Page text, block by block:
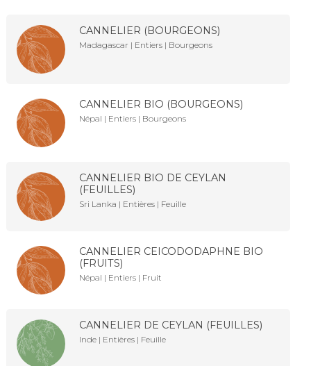
CANNELIER (BOURGEONS)
Madagascar | Entiers | Bourgeons
CANNELIER BIO (BOURGEONS)
Népal | Entiers | Bourgeons
CANNELIER BIO DE CEYLAN
(FEUILLES)
Sri Lanka | Entières | Feuille
CANNELIER CEICODODAPHNE BIO
(FRUITS)
Népal | Entiers | Fruit
CANNELIER DE CEYLAN (FEUILLES)
Inde | Entières | Feuille